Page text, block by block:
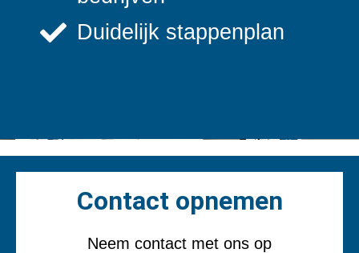
Duidelijk stappenplan
Contact opnemen
Neem contact met ons op